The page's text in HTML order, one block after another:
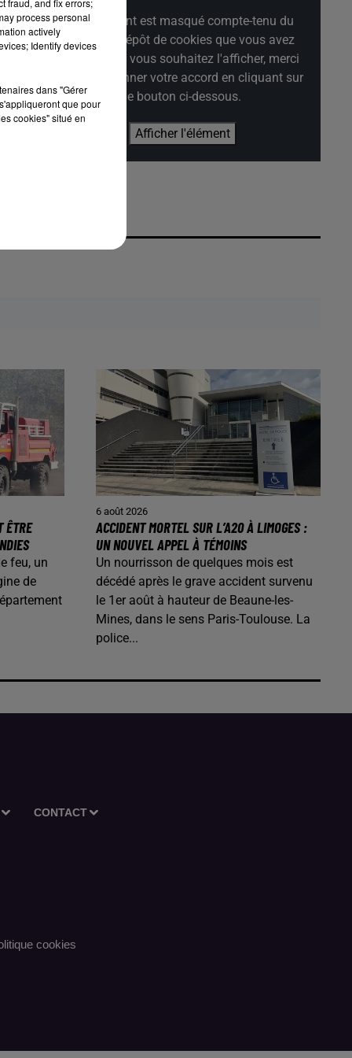
Cet élément est masqué compte-tenu du
refus du dépôt de cookies que vous avez
exprimé. Si vous souhaitez l'afficher, merci
de nous donner votre accord en cliquant sur
le bouton ci-dessous.
Afficher l'élément
ÊTRE
feu, un
de
6 août 2026
ACCIDENT MORTEL SUR L’A20 À LIMOGES :
UN NOUVEL APPEL À TÉMOINS
Un nourrisson de quelques mois est
décédé après le grave accident survenu
le 1er août à hauteur de Beaune-les-
Mines, dans le sens Paris-Toulouse. La
police...
CONTACT
cookies
process personal
actively
Identify devices
dans "Gérer
que pour
cookies" situé en